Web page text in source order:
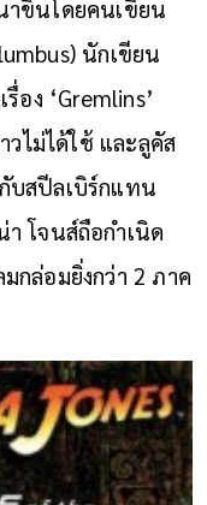
าขึ้นโดยคนเขียน
นักเขียน
อง ‘Gremlins’
วไม่ได้ใช้ และลูคัส
บสปีลเบิร์กแทน
โจนส์ถือกำเนิด
กล่อมยิ่งกว่า 2 ภาค